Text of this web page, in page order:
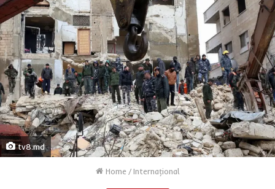
tv8.md
Home / Internaţional